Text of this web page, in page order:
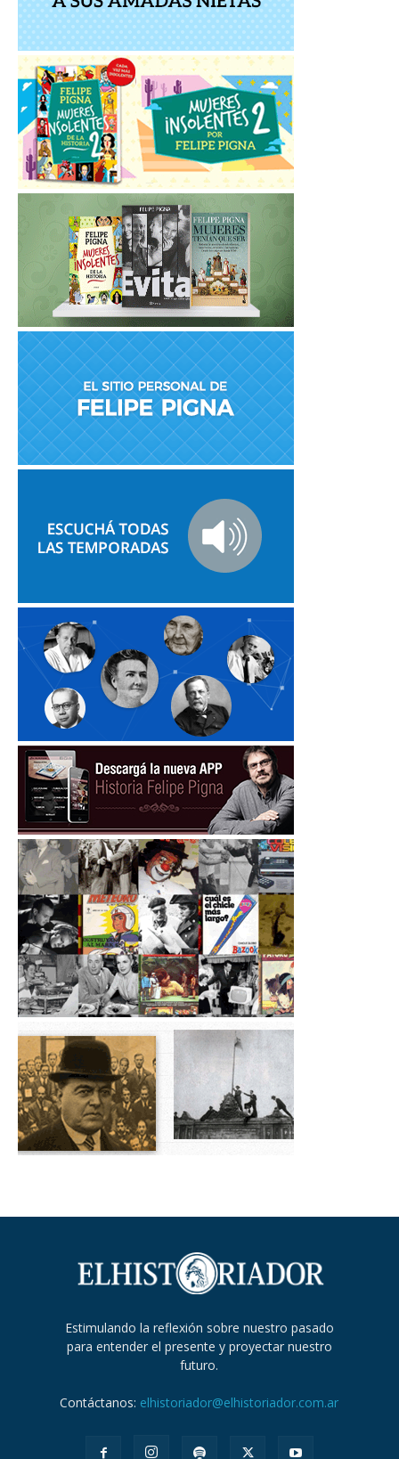
Estimulando la reflexión sobre nuestro pasado
para entender el presente y proyectar nuestro
futuro.
Contáctanos: elhistoriador@elhistoriador.com.ar